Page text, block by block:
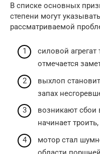
В списке основных
степени могут
рассматриваемой
силовой
отмечается
выхлоп
запах
возникают сбои
начинает троить,
мотор стал